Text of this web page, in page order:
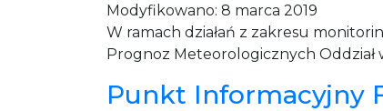
Modyfikowano: 8 marca 2019
W ramach działań z zakresu
Prognoz Meteorologicznych Oddział
Punkt Informacyjny